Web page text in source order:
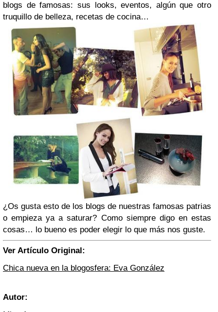
blogs de famosas: sus looks, eventos, algún que otro
truquillo de belleza, recetas de cocina…
¿Os gusta esto de los blogs de nuestras famosas patrias
o empieza ya a saturar? Como siempre digo en estas
cosas… lo bueno es poder elegir lo que más nos guste.
Ver Artículo Original:
Chica nueva en la blogosfera: Eva González
Autor: